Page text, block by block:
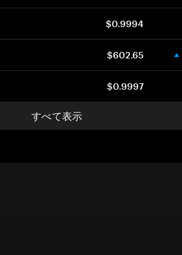
$0.9994
$602.65
$0.9997
すべて表示